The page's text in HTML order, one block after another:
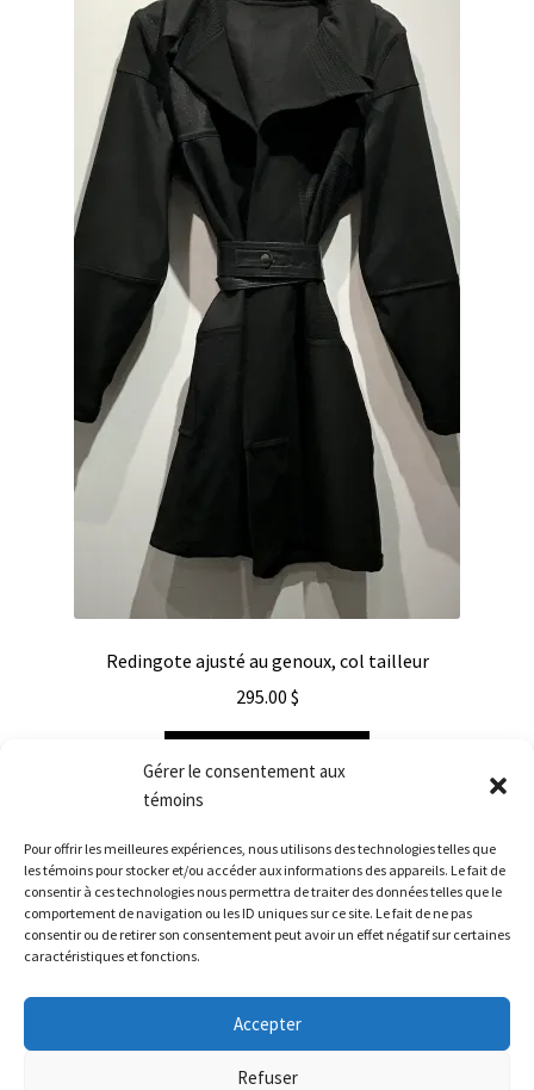
Gérer le consentement aux
témoins
Pour offrir les meilleures expériences, nous utilisons des technologies telles que
les témoins pour stocker et/ou accéder aux informations des appareils. Le fait de
consentir à ces technologies nous permettra de traiter des données telles que le
comportement de navigation ou les ID uniques sur ce site. Le fait de ne pas
consentir ou de retirer son consentement peut avoir un effet négatif sur certaines
caractéristiques et fonctions.
Accepter
Refuser
Redingote ajusté au genoux, col tailleur
295.00 $
© Véronique d'Aragon 2026
POLITIQUE DE CONFIDENTIALITÉ
Built with